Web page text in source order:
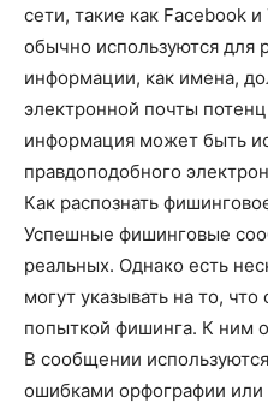
сети, такие как Facebook
обычно используются для
информации, как имена,
электронной почты
информация может быть
правдоподобного
Как распознать
Успешные фишинговые
реальных. Однако есть
могут указывать на то,
попыткой фишинга. К ним
В сообщении
ошибками орфографии или